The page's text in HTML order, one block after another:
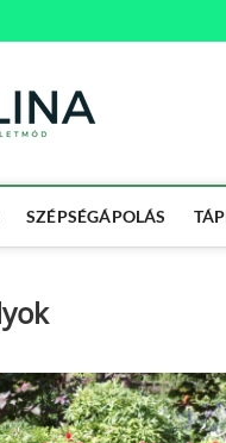
SZÉPSÉGÁPOLÁS